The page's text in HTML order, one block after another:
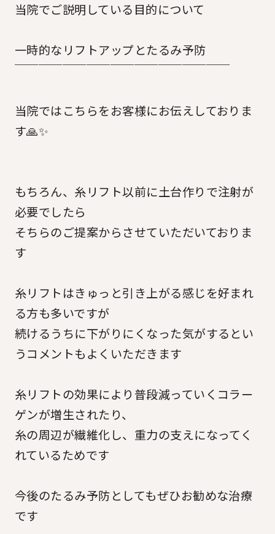
当院でご説明している目的について
一時的なリフトアップとたるみ予防
￣￣￣￣￣￣￣￣￣￣￣￣￣￣￣￣￣￣
当院ではこちらをお客様にお伝えしておりま
す🙏✨
もちろん、糸リフト以前に土台作りで注射が
必要でしたら
そちらのご提案からさせていただいておりま
す
糸リフトはきゅっと引き上がる感じを好まれ
る方も多いですが
続けるうちに下がりにくなった気がするとい
うコメントもよくいただきます
糸リフトの効果により普段減っていくコラー
ゲンが増生されたり、
糸の周辺が繊維化し、重力の支えになってく
れているためです
今後のたるみ予防としてもぜひお勧めな治療
です